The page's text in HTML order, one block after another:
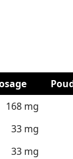
168 mg
33 mg
33 mg